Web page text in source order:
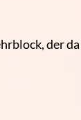
der